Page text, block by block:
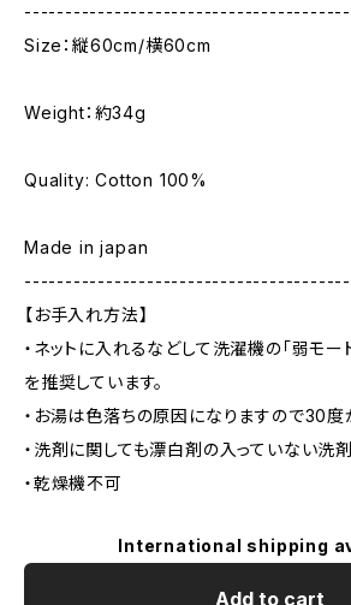
Size：縦60cm/横60cm
Weight：約34g
Quality: Cotton 100%
Made in japan
【お手入れ方法】
・ネットに入れるなどして洗濯機の「弱モード
を推奨しています。
・お湯は色落ちの原因になりますので30度
・洗剤に関しても漂白剤の入っていない洗
・乾燥機不可
International shipping
Add to cart